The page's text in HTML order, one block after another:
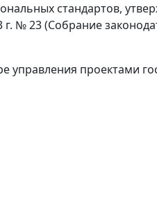
стандартов,
№ 23 (Собрание
управления проектами